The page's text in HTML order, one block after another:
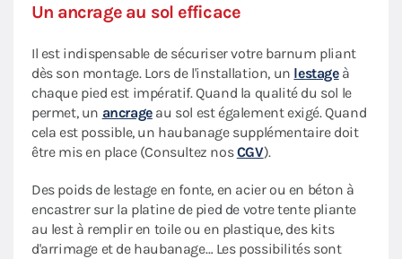
Un ancrage au sol efficace
Il est indispensable de sécuriser votre barnum pliant
dès son montage. Lors de l'installation, un lestageà
chaque pied est impératif. Quand la qualité du sol le
permet, un ancrageau sol est également exigé. Quand
cela est possible, un haubanage supplémentaire doit
être mis en place (Consultez nosCGV).
Des poids de lestage en fonte, en acier ou en béton à
encastrer sur la platine de pied de votre tente pliante
au lest à remplir en toile ou en plastique, des kits
d'arrimage et de haubanage… Les possibilités sont